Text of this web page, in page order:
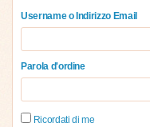
Username o Indirizzo Email
Parola d'ordine
Ricordati di me